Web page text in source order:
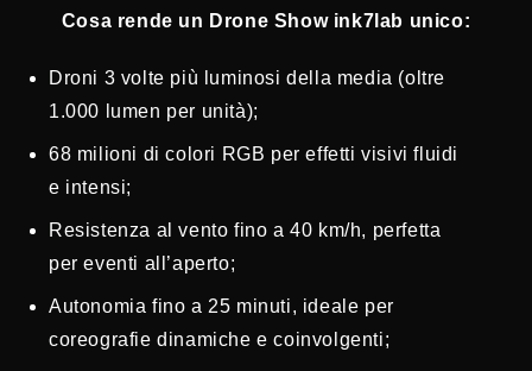
Cosa rende un Drone Show ink7lab unico:
Droni 3 volte più luminosi della media (oltre
1.000 lumen per unità);
68 milioni di colori RGB per effetti visivi fluidi
e intensi;
Resistenza al vento fino a 40 km/h, perfetta
per eventi all’aperto;
Autonomia fino a 25 minuti, ideale per
coreografie dinamiche e coinvolgenti;